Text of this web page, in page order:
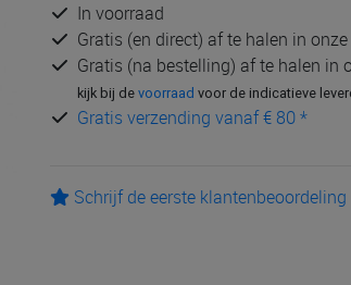
In voorraad
Gratis (en direct) af te halen in onze
Gratis (na bestelling) af te halen in
kijk bij devoorraad voor de indicatieve
Gratis verzending vanaf € 80 *
Schrijf de eerste klantenbeoordeling